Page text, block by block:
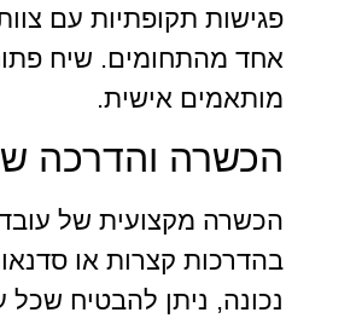
פגישות תקופתיות עם
מותאמים אישית.
הכשרה והדרכה
בהדרכות קצרות או
נכונה, ניתן להבטיח